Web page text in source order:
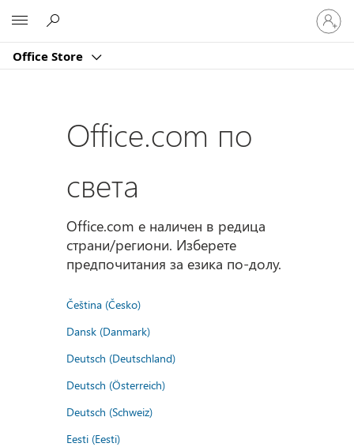
Office Store
Влезте
във
вашия
Office.com по
света
Office.com е наличен в редица
страни/региони. Изберете
предпочитания за езика по-долу.
Čeština (Česko)
Dansk (Danmark)
Deutsch (Deutschland)
Deutsch (Österreich)
Deutsch (Schweiz)
Eesti (Eesti)